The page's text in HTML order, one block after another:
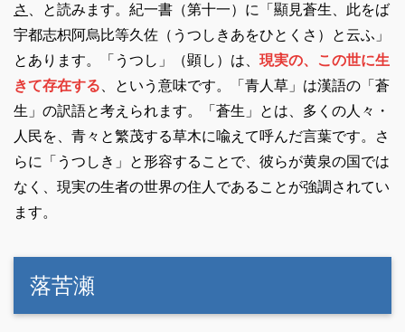
さ
、と読みます。紀一書（第十一）に「顯見蒼生、此をば
宇都志枳阿烏比等久佐（うつしきあをひとくさ）と云ふ」
とあります。「うつし」（顕し）は、 現実の、この世に生
きて存在する 、という意味です。「青人草」は漢語の「蒼
生」の訳語と考えられます。「蒼生」とは、多くの人々・
人民を、青々と繁茂する草木に喩えて呼んだ言葉です。さ
らに「うつしき」と形容することで、彼らが黄泉の国では
なく、現実の生者の世界の住人であることが強調されてい
ます。
落苦瀬